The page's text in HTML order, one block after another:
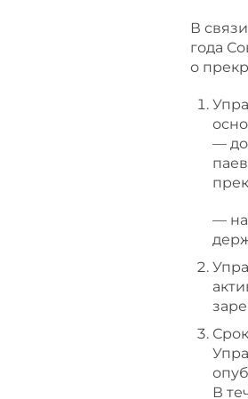
В
года
о
—
—
В